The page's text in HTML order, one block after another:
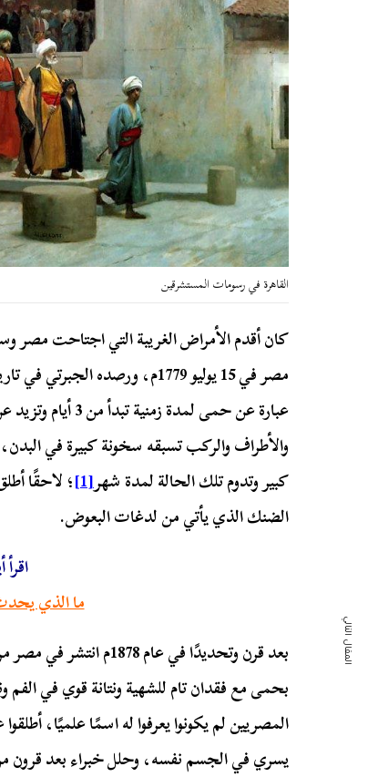
القاهرة في رسومات المستشرقين
كان أقدم الأمراض الغريبة التي اجتاحت
مصر في 15 يوليو 1779م، ورصده
عبارة عن حمى
والأطراف والركب تسبقه سخونة كبيرة في
كبير وتدوم تلك الحالة لمدة شهر[1] ؛ لاحقًا
الضنك الذي يأتي من لدغات البعوض.
ما الذي
بعد قرن وتحديدًا في
بحمى مع فقدان تام للشهية ونتانة قوي في
المصريين لم يكونوا يعرفوا له اسمًا علميًا،
يسري في الجسم نفسه، وحلل خبراء بعد قرون من
المقال التالي